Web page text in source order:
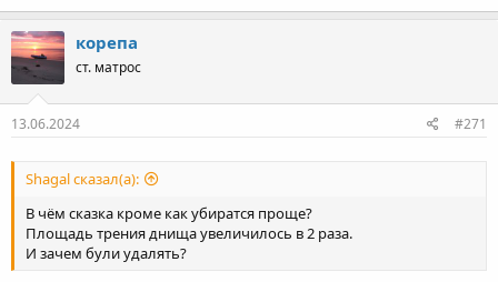
корепа
ст. матрос
13.06.2024 #271
Shagal сказал(а):
В чём сказка кроме как убиратся проще?
Площадь трения днища увеличилось в 2 раза.
И зачем були удалять?